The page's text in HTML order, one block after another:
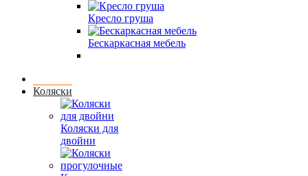
Кресло груша
Бескаркасная мебель
Коляски
Коляски для
двойни